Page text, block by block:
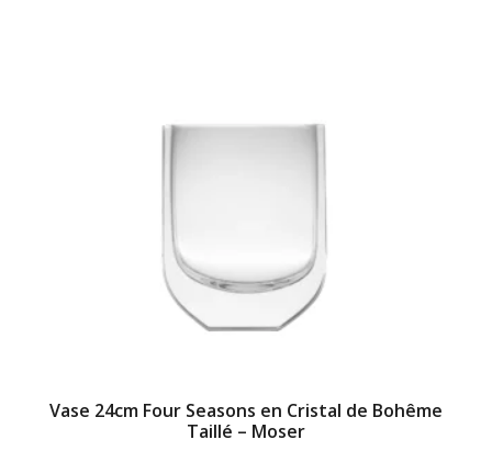
Vase 24cm Four Seasons en Cristal de Bohême
Taillé – Moser